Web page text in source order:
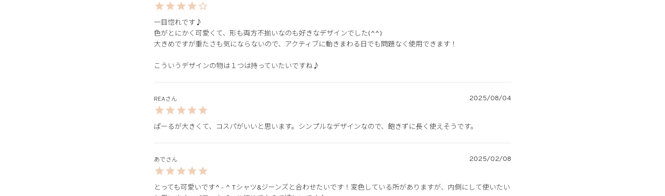
一目惚れです♪
色がとにかく可愛くて、形も両方不揃いなのも好きなデザインでした(^^)
大きめですが重たさも気にならないので、アクティブに動きまわる日でも問題なく使用できます！
こういうデザインの物は１つは持っていたいですね♪
REA 2025/08/04
ぱーるが大きくて、コスパがいいと思います。シンプルなデザインなので、飽きずに長く使えそうです。
あで 2025/02/08
とっても可愛いです^ - ^ Tシャツ&ジーンズと合わせたいです！変色している所がありますが、内側にして使いたい